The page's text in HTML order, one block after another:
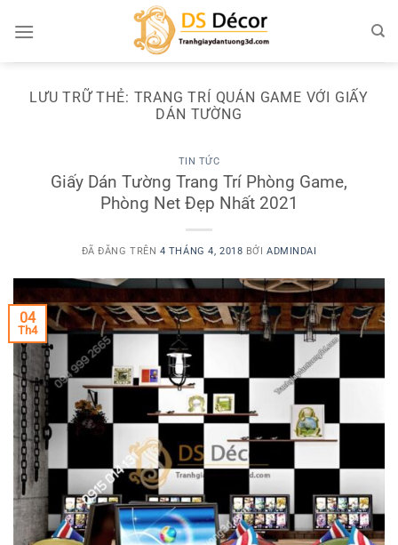
đến
LƯU TRỮ THẺ: TRANG TRÍ QUÁN GAME VỚI GIẤY
DÁN TƯỜNG
TIN TỨC
Giấy Dán Tường Trang Trí Phòng Game,
Phòng Net Đẹp Nhất 2021
ĐÃ ĐĂNG TRÊN 4 THÁNG 4, 2018 BỞI ADMINDAI
04
Th4